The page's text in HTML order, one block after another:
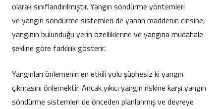
olarak sınıflandırılmıştır. Yangın söndürme yöntemleri
ve yangın söndürme sistemleri de yanan maddenin cinsine,
yangının bulunduğu yerin özelliklerine ve yangına müdahale
şekline göre farklılık gösterir.
Yangınları önlemenin en etkili yolu şüphesiz ki yangın
çıkmasını önlemektir. Ancak yıkıcı yangın riskine karşı yangın
söndürme sistemleri de önceden planlanmış ve devreye